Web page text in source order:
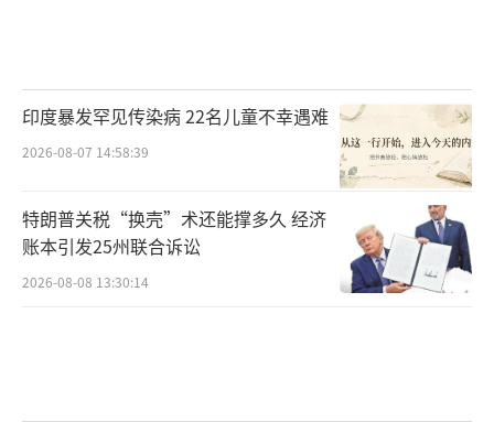
印度暴发罕见传染病 22名儿童不幸遇难
2026-08-07 14:58:39
特朗普关税“换壳”术还能撑多久 经济
账本引发25州联合诉讼
2026-08-08 13:30:14